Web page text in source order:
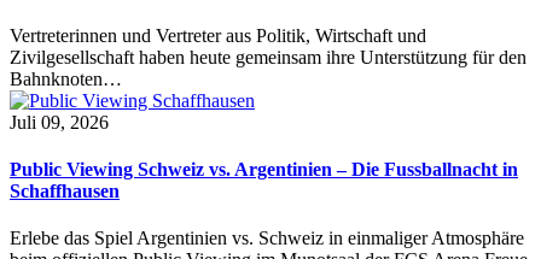
Vertreterinnen und Vertreter aus Politik, Wirtschaft und
Zivilgesellschaft haben heute gemeinsam ihre Unterstützung für den
Bahnknoten…
Juli 09, 2026
Public Viewing Schweiz vs. Argentinien – Die Fussballnacht in
Schaffhausen
Erlebe das Spiel Argentinien vs. Schweiz in einmaliger Atmosphäre